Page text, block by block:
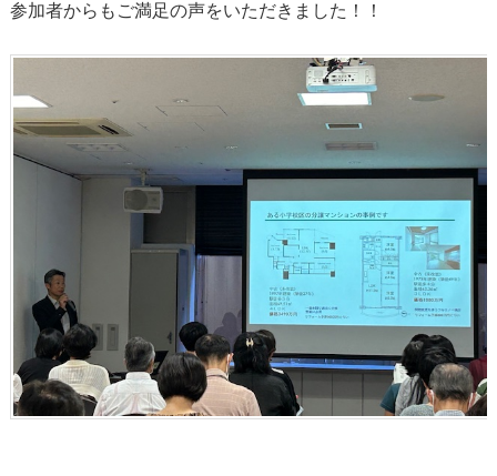
参加者からもご満足の声をいただきました！！